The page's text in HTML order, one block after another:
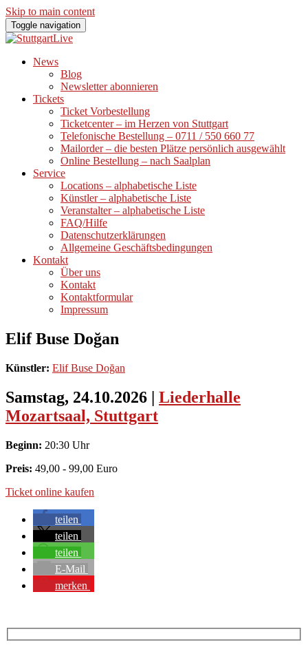
Skip to main content
Toggle navigation
News
Blog
Newsletter abonnieren
Tickets
Ticket Vorbestellung
Ticketcenter – im Herzen von Stuttgart
Telefonische Bestellung – 0711 / 550 660 77
Mailorder – die besten Plätze persönlich ausgewählt
Online Bestellung – nach Saalplan
Service
Locations – alphabetische Liste
Künstler – alphabetische Liste
Veranstalter – alphabetische Liste
FAQ/Hilfe
Datenschutzerklärungen
Allgemeine Geschäftsbedingungen
Kontakt
Über uns
Kontakt
Kontaktformular
Impressum
Elif Buse Doğan
Künstler: Elif Buse Doğan
Samstag, 24.10.2026 | Liederhalle
Mozartsaal, Stuttgart
Beginn: 20:30 Uhr
Preis: 49,00 - 99,00 Euro
Ticket online kaufen
teilen
teilen
teilen
E-Mail
merken